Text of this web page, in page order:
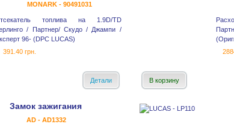
MONARK - 90491031
топлива на 1.9D/TD
/ Партнер/ Скудо / Джампи /
96- (DPC LUCAS)
391.40 грн.
Детали В корзину
Замок зажигания
AD - AD1332